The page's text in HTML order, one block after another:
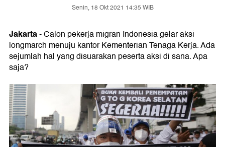
Senin, 18 Okt 2021 14:35 WIB
Jakarta- Calon pekerja migran Indonesia gelar aksi
longmarch menuju kantor Kementerian Tenaga Kerja. Ada
sejumlah hal yang disuarakan peserta aksi di sana. Apa
saja?